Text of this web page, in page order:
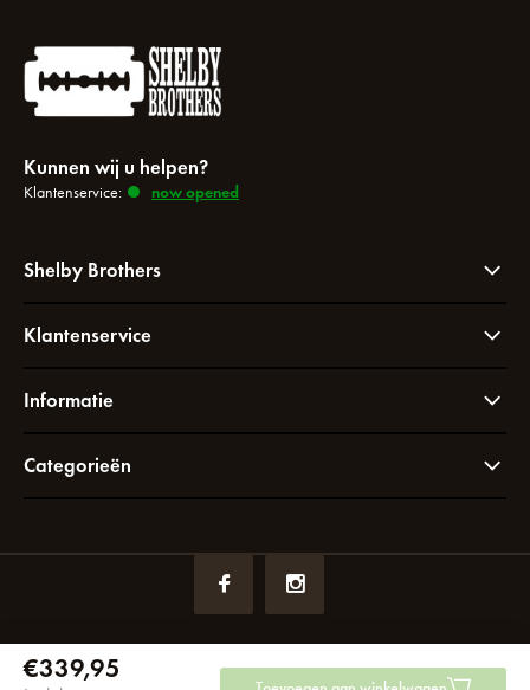
€339,95
Kunnen wij u helpen?
Klantenservice: now opened
Shelby Brothers
Klantenservice
Informatie
Categorieën
KVK nummer: 72049766btw-nummer:NL858964065B01